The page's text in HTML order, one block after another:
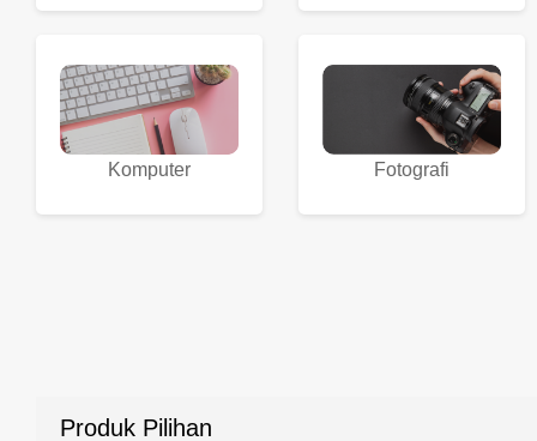
Komputer Fotografi
Produk Pilihan